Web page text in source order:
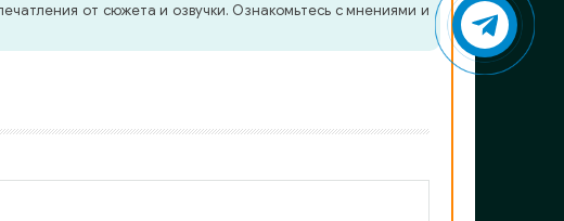
от сюжета и озвучки. Ознакомьтесь с мнениями и